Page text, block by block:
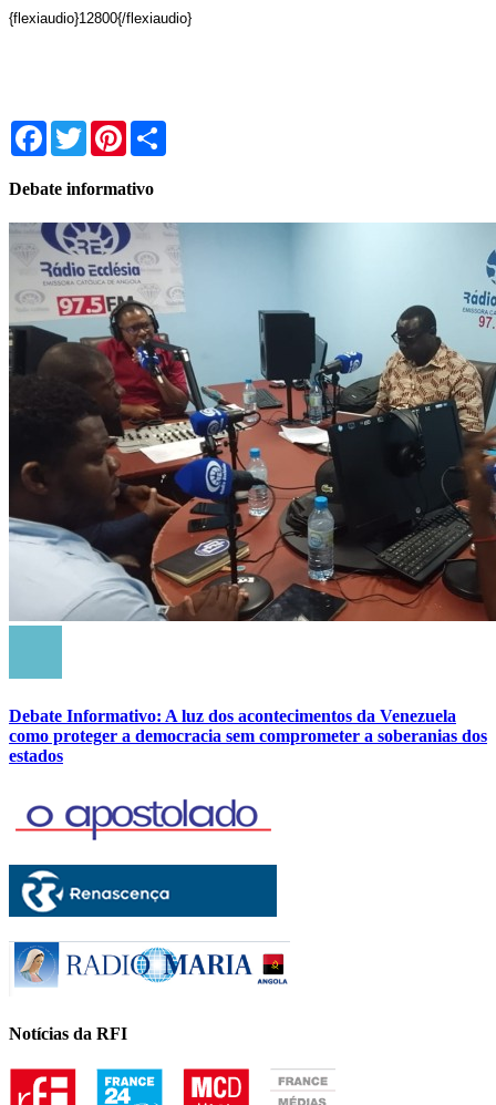
{flexiaudio}12800{/flexiaudio}
Facebook
TwitterPinterest
Debate informativo
Debate Informativo: A luz dos acontecimentos da Venezuela
como proteger a democracia sem comprometer a soberanias dos
estados
Notícias da RFI